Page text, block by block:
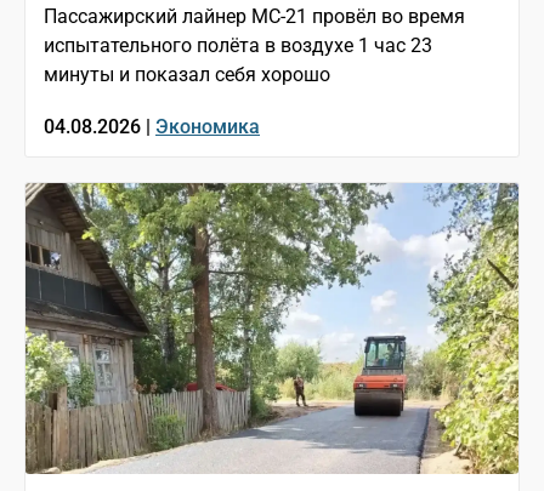
Пассажирский лайнер МС-21 провёл во время
испытательного полёта в воздухе 1 час 23
минуты и показал себя хорошо
04.08.2026 | Экономика